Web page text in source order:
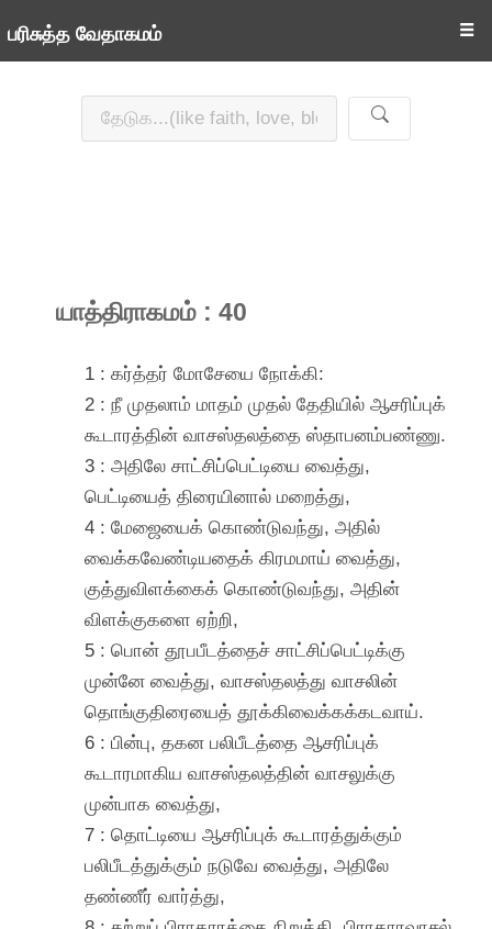
பரிசுத்த வேதாகமம் ☰
யாத்திராகமம் : 40
1 : கர்த்தர் மோசேயை நோக்கி:
2 : நீ முதலாம் மாதம் முதல் தேதியில் ஆசரிப்புக்
கூடாரத்தின் வாசஸ்தலத்தை ஸ்தாபனம்பண்ணு.
3 : அதிலே சாட்சிப்பெட்டியை வைத்து,
பெட்டியைத் திரையினால் மறைத்து,
4 : மேஜையைக் கொண்டுவந்து, அதில்
வைக்கவேண்டியதைக் கிரமமாய் வைத்து,
குத்துவிளக்கைக் கொண்டுவந்து, அதின்
விளக்குகளை ஏற்றி,
5 : பொன் தூபபீடத்தைச் சாட்சிப்பெட்டிக்கு
முன்னே வைத்து, வாசஸ்தலத்து வாசலின்
தொங்குதிரையைத் தூக்கிவைக்கக்கடவாய்.
6 : பின்பு, தகன பலிபீடத்தை ஆசரிப்புக்
கூடாரமாகிய வாசஸ்தலத்தின் வாசலுக்கு
முன்பாக வைத்து,
7 : தொட்டியை ஆசரிப்புக் கூடாரத்துக்கும்
பலிபீடத்துக்கும் நடுவே வைத்து, அதிலே
தண்ணீர் வார்த்து,